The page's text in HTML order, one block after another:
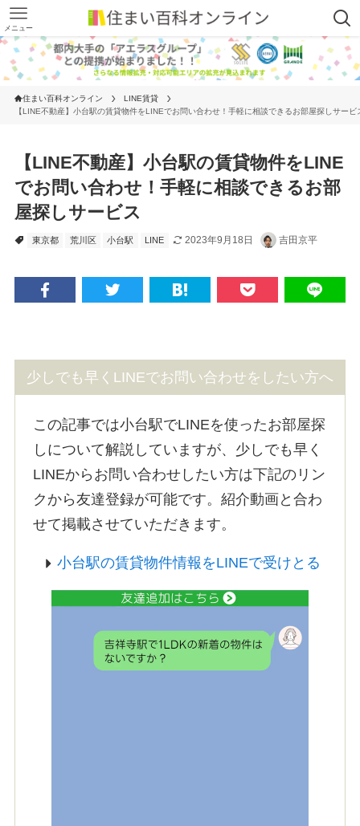
メニュー
住まい百科オンライン
LINE賃貸
【LINE不動産】小台駅の賃貸物件をLINEでお問い合わせ！手軽に相談できるお部屋探しサービ
【LINE不動産】小台駅の賃貸物件をLINE
でお問い合わせ！手軽に相談できるお部
屋探しサービス
東京都 荒川区 小台駅 LINE 2023年9月18日 吉田京平
少しでも早くLINEでお問い合わせをしたい方へ
この記事では小台駅でLINEを使ったお部屋探
しについて解説していますが、少しでも早く
LINEからお問い合わせしたい方は下記のリン
クから友達登録が可能です。紹介動画と合わ
せて掲載させていただきます。
小台駅の賃貸物件情報をLINEで受けとる